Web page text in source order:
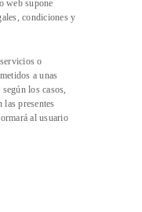
web supone
condiciones y
o
a unas
los casos,
presentes
al usuario